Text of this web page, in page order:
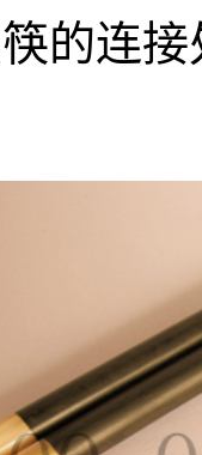
的连